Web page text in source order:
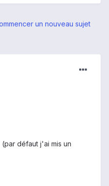
un nouveau sujet
défaut j'ai mis un